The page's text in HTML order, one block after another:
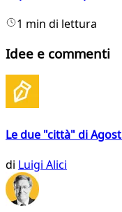
1 min di lettura
Idee e commenti
Le due "città" di
di Luigi Alici